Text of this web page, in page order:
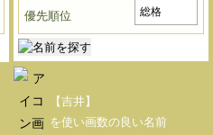
優先順位
【吉井】
を使い画数の良い名前